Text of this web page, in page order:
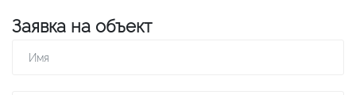
Заявка на объект